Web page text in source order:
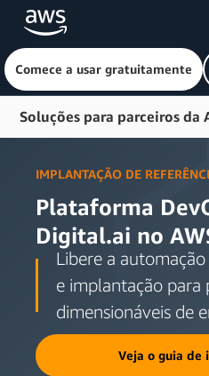
Pular para o conteúdo principal
Comece a usar gratuitamente
Soluções para parceiros da
Módulos Terraform
Perguntas frequentes
Recursos
IMPLANTAÇÃO DE
Plataforma
Digital.ai no
Libere a
e implantação para
dimensionáveis de
Veja o guia de